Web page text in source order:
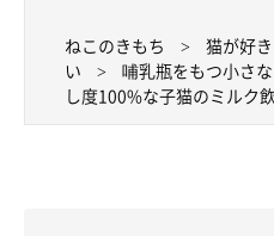
ねこのきもち 猫が好き
い
哺乳瓶をもつ小さ
し度100%な子猫のミルク